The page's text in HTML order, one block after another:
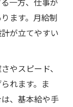
ます。月給制
が立てやすい
やスピード、
れます。ま
、基本給や手